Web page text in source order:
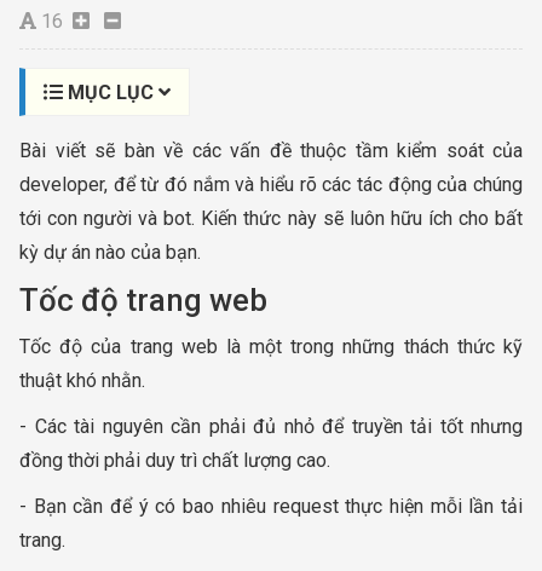
16
MỤC LỤC
Bài viết sẽ bàn về các vấn đề thuộc tầm kiểm soát của
developer, để từ đó nắm và hiểu rõ các tác động của chúng
tới con người và bot. Kiến thức này sẽ luôn hữu ích cho bất
kỳ dự án nào của bạn.
Tốc độ trang web
Tốc độ của trang web là một trong những thách thức kỹ
thuật khó nhằn.
- Các tài nguyên cần phải đủ nhỏ để truyền tải tốt nhưng
đồng thời phải duy trì chất lượng cao.
- Bạn cần để ý có bao nhiêu request thực hiện mỗi lần tải
trang.